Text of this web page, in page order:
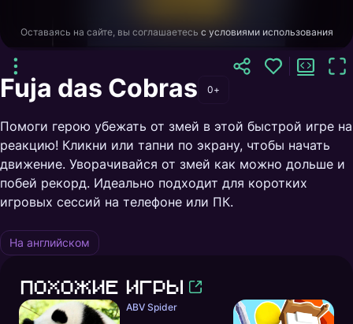
Оставаясь на сайте, вы соглашаетесь с условиями использования
Fuja das Cobras 0+
Помоги герою убежать от змей в этой быстрой игре на
реакцию! Кликни или тапни по экрану, чтобы начать
движение. Уворачивайся от змей как можно дольше и
побей рекорд. Идеально подходит для коротких
игровых сессий на телефоне или ПК.
На английском
Похожие игры
ABV Spider